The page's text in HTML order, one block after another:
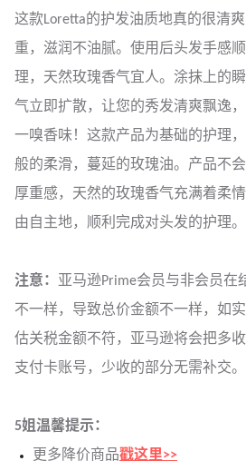
这款Loretta的护发油质地真的很清
重，滋润不油腻。使用后头发手感
理，天然玫瑰香气宜人。涂抹上的
气立即扩散，让您的秀发清爽飘逸
一嗅香味！这款产品为基础的护理
般的柔滑，蔓延的玫瑰油。产品不会
厚重感，天然的玫瑰香气充满着柔
由自主地，顺利完成对头发的护理。
注意： 亚马逊Prime会员与非会员在
不一样，导致总价金额不一样，如
估关税金额不符，亚马逊将会把多
支付卡账号，少收的部分无需补交。
5姐温馨提示：
更多降价商品戳这里>>